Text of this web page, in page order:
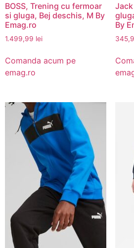
BOSS, Trening cu fermoar
si gluga, Bej deschis, M By
Emag.ro
1.499,99 lei
Comanda acum pe
emag.ro
By